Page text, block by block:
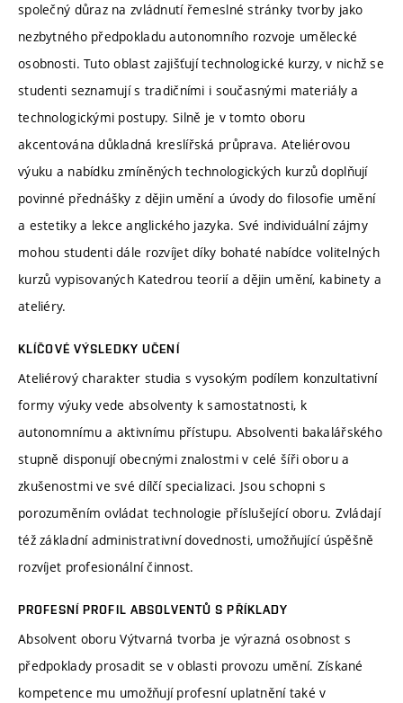
společný důraz na zvládnutí řemeslné stránky tvorby jako
nezbytného předpokladu autonomního rozvoje umělecké
osobnosti. Tuto oblast zajišťují technologické kurzy, v nichž se
studenti seznamují s tradičními i současnými materiály a
technologickými postupy. Silně je v tomto oboru
akcentována důkladná kreslířská průprava. Ateliérovou
výuku a nabídku zmíněných technologických kurzů doplňují
povinné přednášky z dějin umění a úvody do filosofie umění
a estetiky a lekce anglického jazyka. Své individuální zájmy
mohou studenti dále rozvíjet díky bohaté nabídce volitelných
kurzů vypisovaných Katedrou teorií a dějin umění, kabinety a
ateliéry.
KLÍČOVÉ VÝSLEDKY UČENÍ
Ateliérový charakter studia s vysokým podílem konzultativní
formy výuky vede absolventy k samostatnosti, k
autonomnímu a aktivnímu přístupu. Absolventi bakalářského
stupně disponují obecnými znalostmi v celé šíři oboru a
zkušenostmi ve své dílčí specializaci. Jsou schopni s
porozuměním ovládat technologie příslušející oboru. Zvládají
též základní administrativní dovednosti, umožňující úspěšně
rozvíjet profesionální činnost.
PROFESNÍ PROFIL ABSOLVENTŮ S PŘÍKLADY
Absolvent oboru Výtvarná tvorba je výrazná osobnost s
předpoklady prosadit se v oblasti provozu umění. Získané
kompetence mu umožňují profesní uplatnění také v